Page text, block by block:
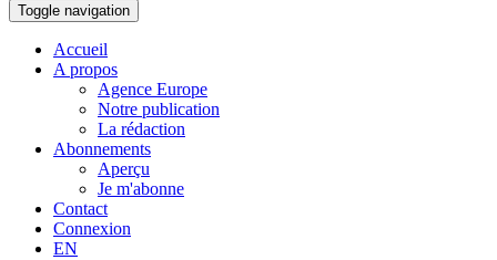
Toggle navigation
Accueil
A propos
Agence Europe
Notre publication
La rédaction
Abonnements
Aperçu
Je m'abonne
Contact
Connexion
EN